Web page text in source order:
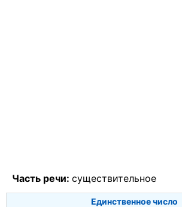
Часть речи: существительное
Единственное число